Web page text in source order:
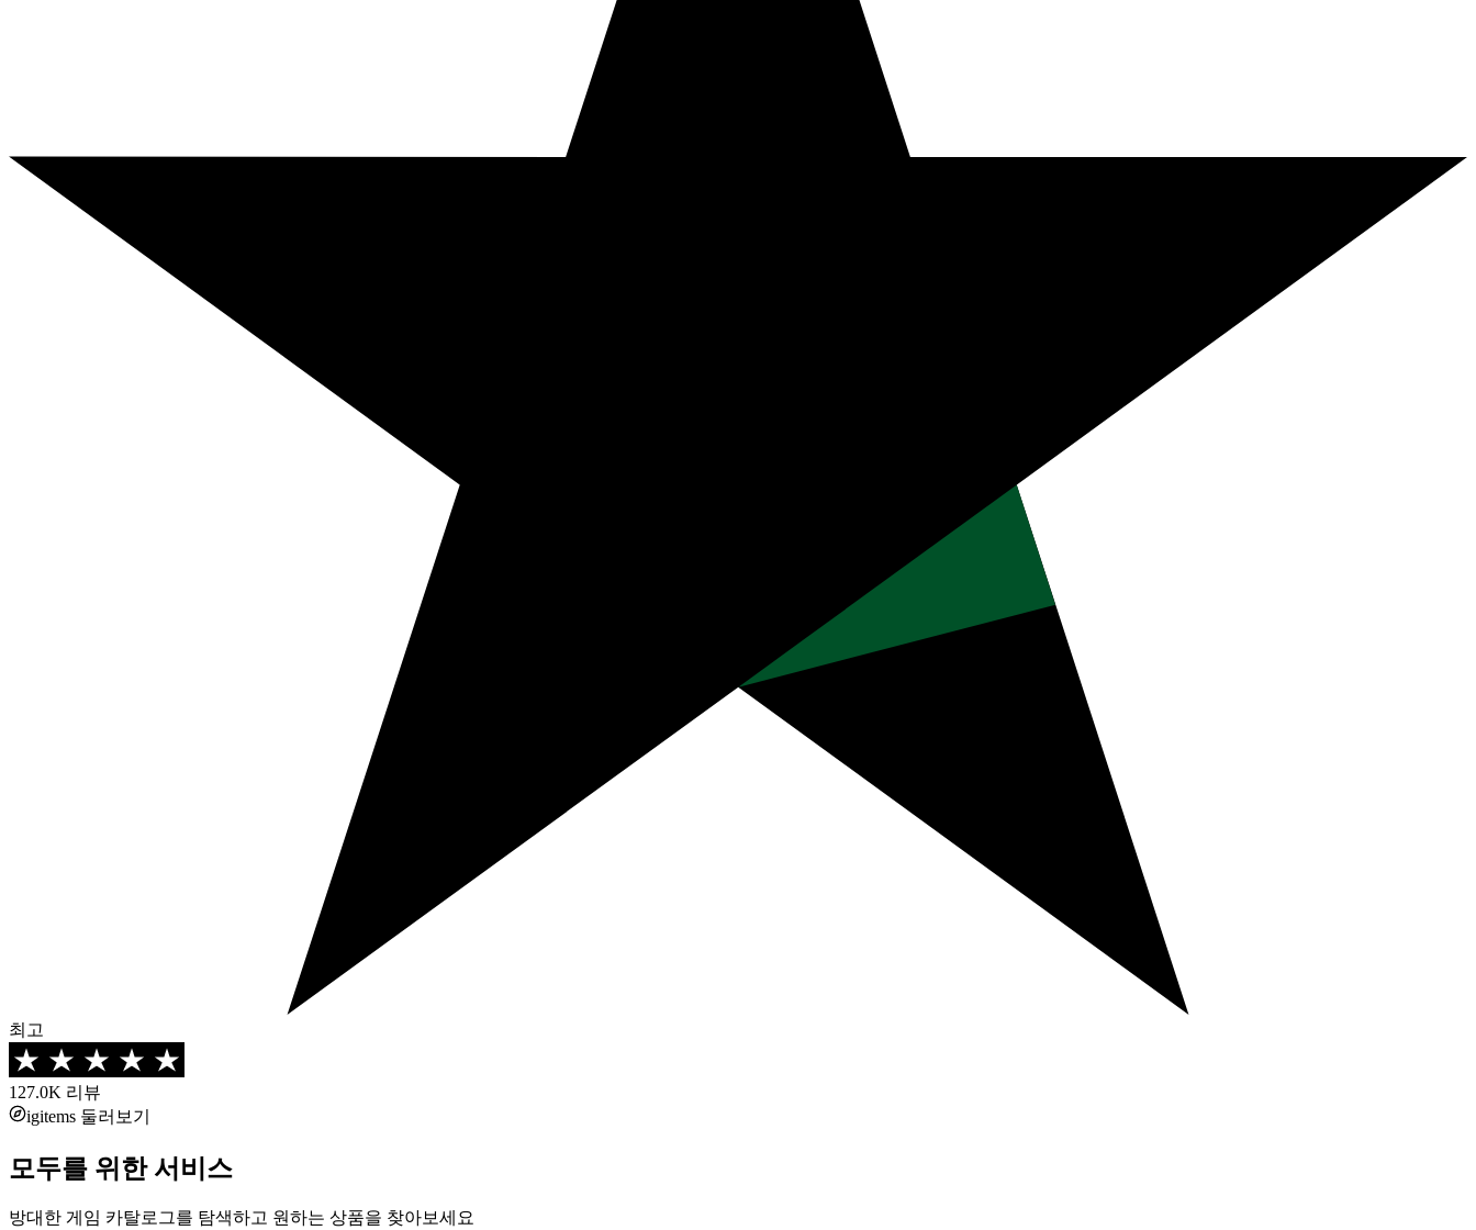
최고
127.0K 리뷰
igitems 둘러보기
모두를 위한 서비스
방대한 게임 카탈로그를 탐색하고 원하는 상품을 찾아보세요